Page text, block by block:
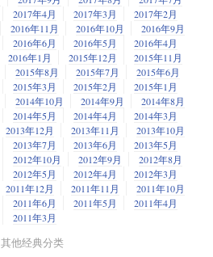
2017年4月 2017年3月
2017年2月
2016年11月 2016年10月
2016年9月
2016年6月 2016年5月
2016年4月
2016年1月 2015年12月
2015年11月
2015年8月 2015年7月
2015年6月
2015年3月 2015年2月
2015年1月
2014年10月 2014年9月
2014年8月
2014年5月 2014年4月
2014年3月
2013年12月 2013年11月
2013年10月
2013年7月 2013年6月
2013年5月
2012年10月 2012年9月
2012年8月
2012年5月 2012年4月
2012年3月
2011年12月 2011年11月
2011年10月
2011年6月 2011年5月
2011年4月
2011年3月
其他经典分类